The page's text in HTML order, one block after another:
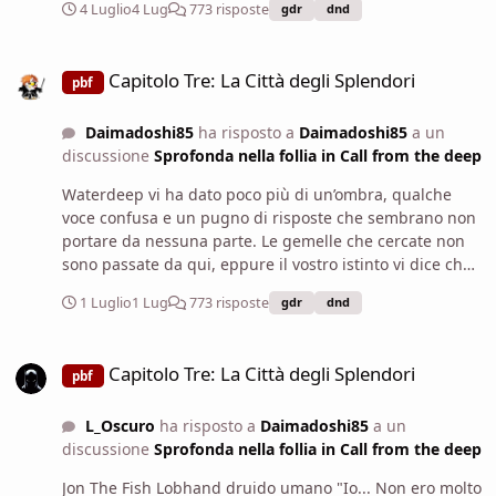
porto da cui partono e arrivano certe facce come loro,
Saprebbe dirci dove le ha viste?
4 Luglio4 Lug 773 risposte gdr dnd
pbf Capitolo Tre: La Città degli Splendori
Daimadoshi85ha risposto a Daimadoshi85a un
discussione Sprofonda nella follia in Call from the deep
Waterdeep vi ha dato poco più di un’ombra, qualche
voce confusa e un pugno di risposte che sembrano non
portare da nessuna parte. Le gemelle che cercate non
sono passate da qui, eppure il vostro istinto vi dice che
non siete lontani. C’è qualcosa di troppo preciso nel
modo in cui i fili si stanno intrecciando, qualcosa che sa
farvi cadere tutti nel fango. Forse è solo il tipo di fortuna
ancora l’odore del sale e del legno bagnato. Il porto di
Waterdeep è pieno di voci, di marinai, di facchini, di
1 Luglio1 Lug 773 risposte gdr dnd
pbf Capitolo Tre: La Città degli Splendori
L_Oscuro ha risposto a Daimadoshi85a un
discussione Sprofonda nella follia in Call from the deep
Jon The Fish Lobhand druido umano "Io... Non ero molto